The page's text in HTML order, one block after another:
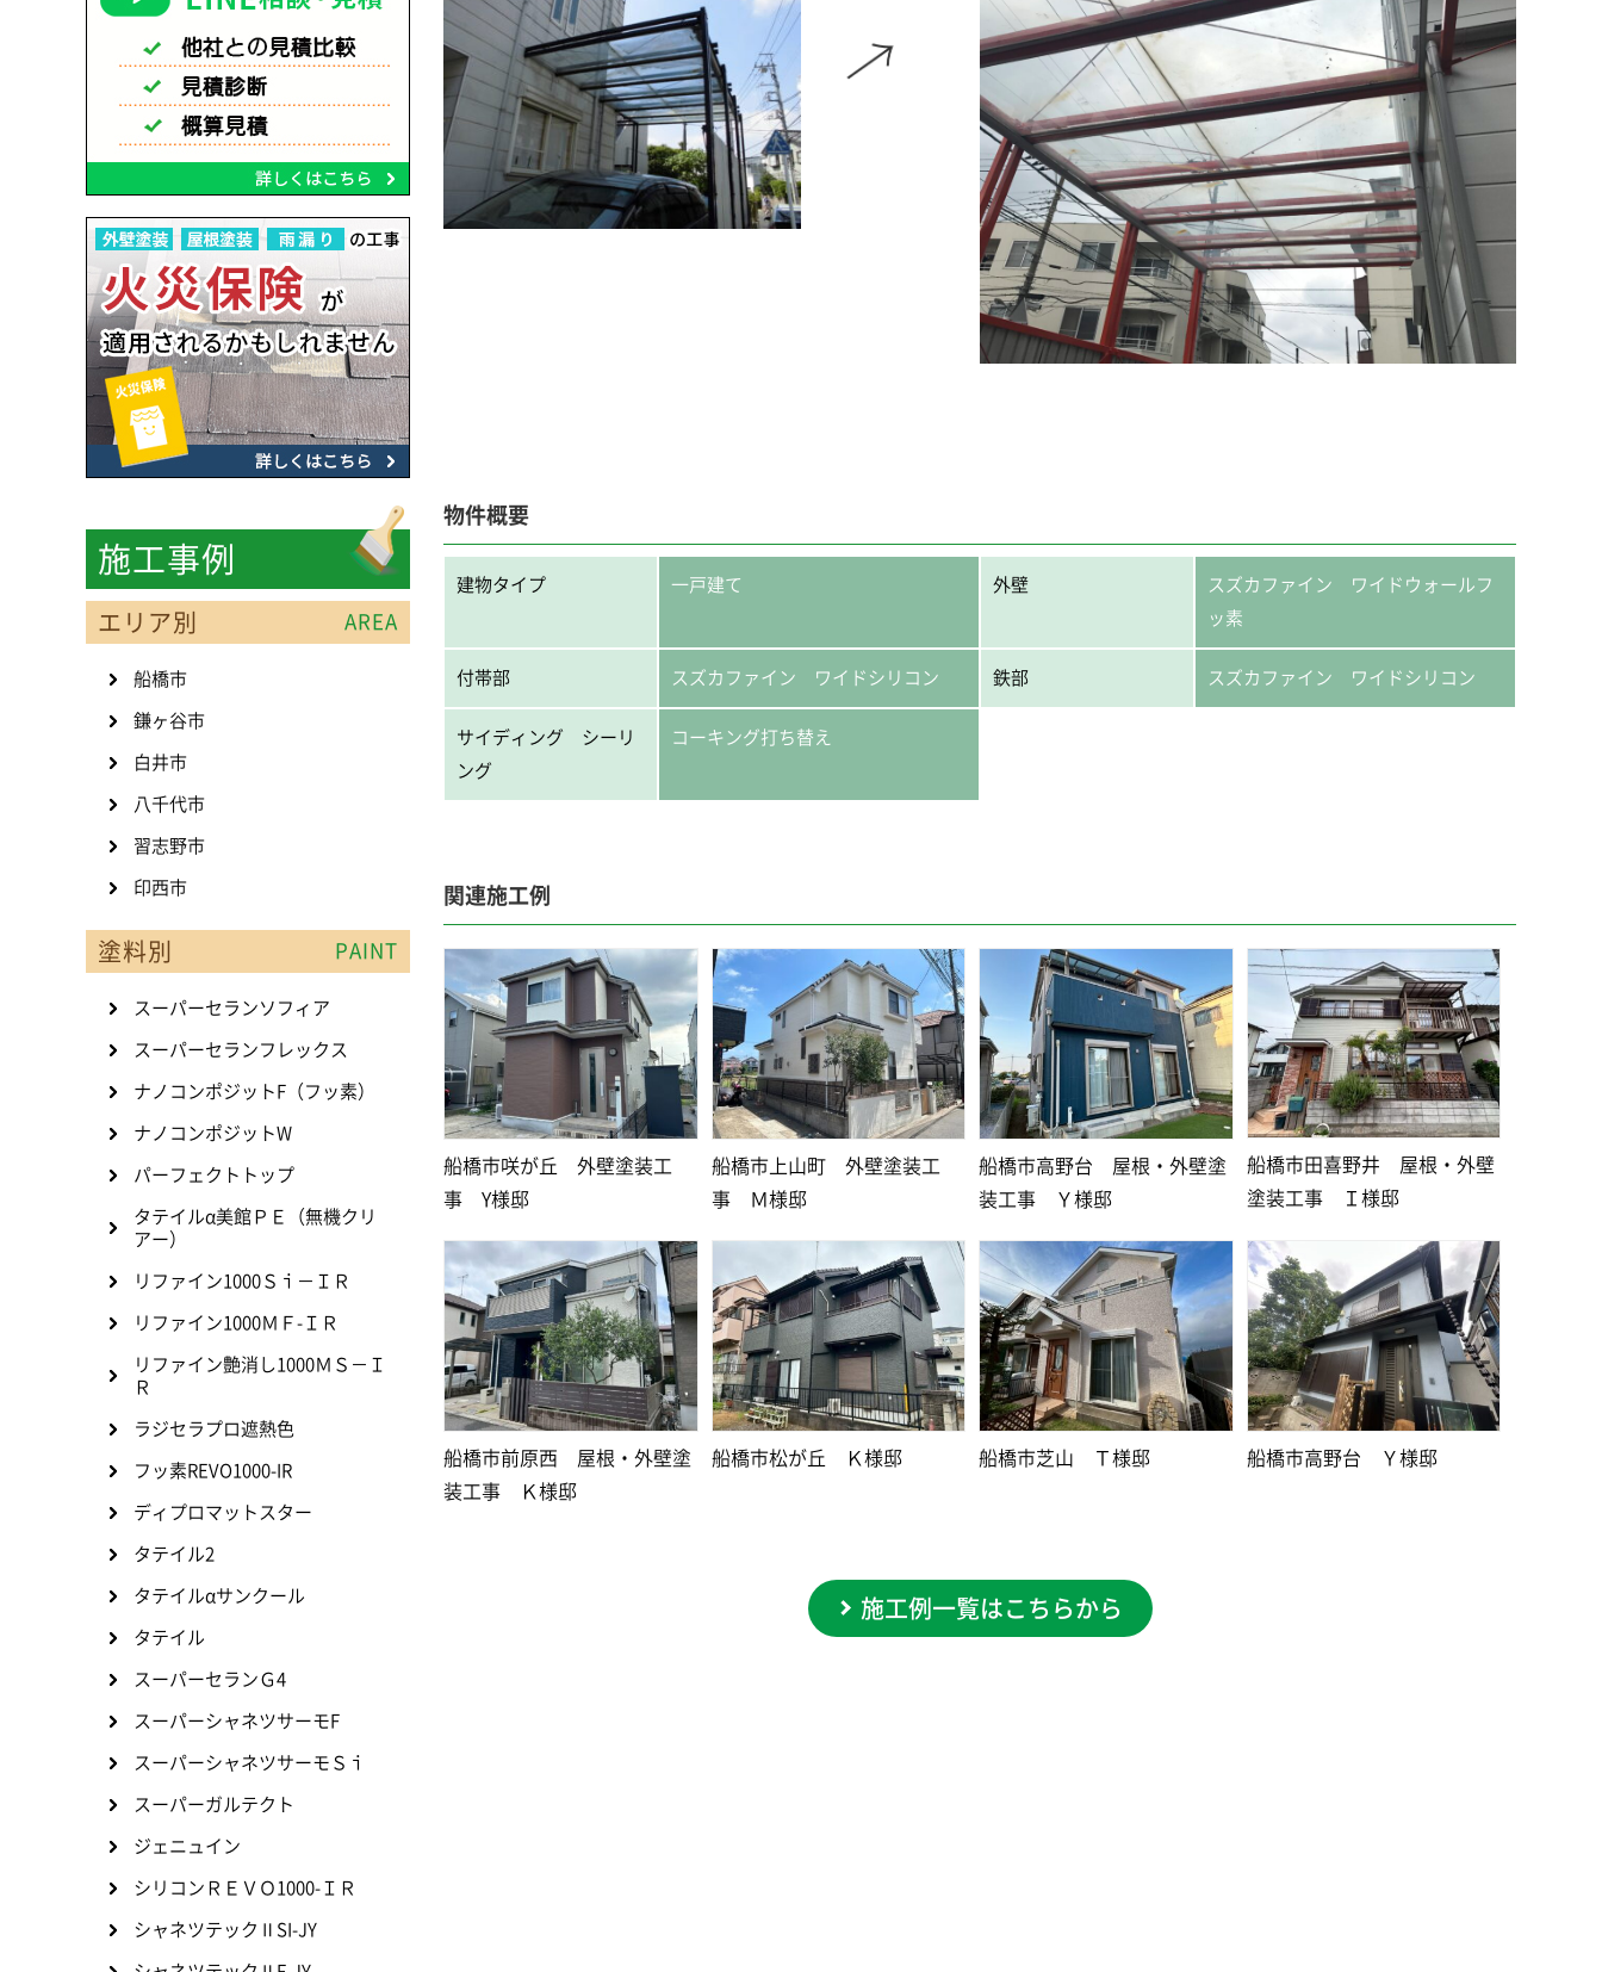
物件概要
建物タイプ 一戸建て 外壁
スズカファイン ワイドウォールフ
ッ素
付帯部 スズカファイン ワイドシリコン 鉄部 スズカファイン ワイドシリコン
サイディング シーリ
ング
コーキング打ち替え
関連施工例
船橋市咲が丘 外壁塗装工
事 Y様邸
船橋市上山町 外壁塗装工
事 Ｍ様邸
船橋市高野台 屋根・外壁塗
装工事 Ｙ様邸
船橋市田喜野井 屋根・外壁
塗装工事 Ｉ様邸
船橋市前原西 屋根・外壁塗
装工事 Ｋ様邸
船橋市松が丘 Ｋ様邸 船橋市芝山 Ｔ様邸 船橋市高野台 Ｙ様邸
施工例一覧はこちらから
施工事例
エリア別 AREA
船橋市
鎌ヶ谷市
白井市
八千代市
習志野市
印西市
塗料別 PAINT
スーパーセランソフィア
スーパーセランフレックス
ナノコンポジットF（フッ素）
ナノコンポジットW
パーフェクトトップ
タテイルα美館ＰＥ（無機クリ
アー）
リファイン1000Ｓｉ－ＩＲ
リファイン1000ＭＦ-ＩＲ
リファイン艶消し1000ＭＳ－Ｉ
Ｒ
ラジセラプロ遮熱色
フッ素REVO1000-IR
ディプロマットスター
タテイル2
タテイルαサンクール
タテイル
スーパーセランＧ4
スーパーシャネツサーモF
スーパーシャネツサーモＳｉ
スーパーガルテクト
ジェニュイン
シリコンＲＥＶＯ1000-ＩＲ
シャネツテックⅡSI-JY